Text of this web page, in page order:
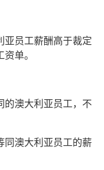
亚员工薪酬高于裁定
单。
的澳大利亚员工，不
同澳大利亚员工的薪